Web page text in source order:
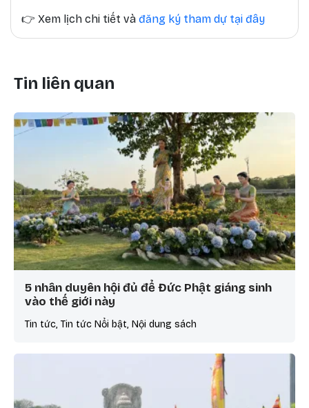
👉 Xem lịch chi tiết và đăng ký tham dự tại đây
Tin liên quan
5 nhân duyên hội đủ để Đức Phật giáng sinh
vào thế giới này
Tin tức, Tin tức Nổi bật, Nội dung sách